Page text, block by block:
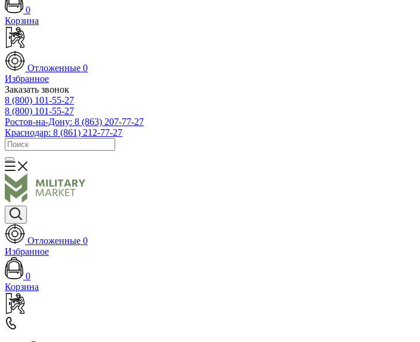
0
Корзина
Отложенные 0
Избранное
Заказать звонок
8 (800) 101-55-27
8 (800) 101-55-27
Ростов-на-Дону: 8 (863) 207-77-27
Краснодар: 8 (861) 212-77-27
Отложенные 0
Избранное
0
Корзина